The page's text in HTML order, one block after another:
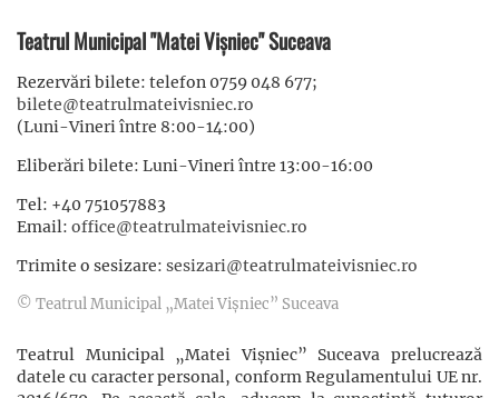
Teatrul Municipal "Matei Vișniec" Suceava
Rezervări bilete: telefon 0759 048 677;
bilete@teatrulmateivisniec.ro
(Luni-Vineri între 8:00-14:00)
Eliberări bilete: Luni-Vineri între 13:00-16:00
Tel: +40 751057883
Email: office@teatrulmateivisniec.ro
Trimite o sesizare: sesizari@teatrulmateivisniec.ro
© Teatrul Municipal „Matei Vișniec” Suceava
Teatrul Municipal „Matei Vișniec” Suceava prelucrează
datele cu caracter personal, conform Regulamentului UE nr.